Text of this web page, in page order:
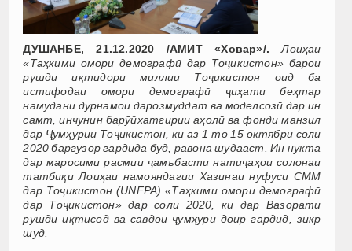
ДУШАНБЕ, 21.12.2020 /АМИТ «Ховар»/.
Лоиҳаи
«Таҳкими омори демографӣ дар Тоҷикистон» барои
рушди иқтидори миллии Тоҷикистон оид ба
истифодаи омори демографӣ ҷиҳати беҳтар
намудани дурнамои дарозмуддат ва моделсозӣ дар ин
самт, инчунин барӯйхатгирии аҳолӣ ва фонди манзил
дар Ҷумҳурии Тоҷикистон, ки аз 1 то 15 октябри соли
2020 баргузор гардида буд, равона шудааст. Ин нукта
дар маросими расмии ҷамъбасти натиҷаҳои солонаи
татбиқи Лоиҳаи намояндагии Хазинаи нуфуси СММ
дар Тоҷикистон (UNFPA) «Таҳкими омори демографӣ
дар Тоҷикистон» дар соли 2020, ки дар Вазорати
рушди иқтисод ва савдои ҷумҳурӣ доир гардид, зикр
шуд.